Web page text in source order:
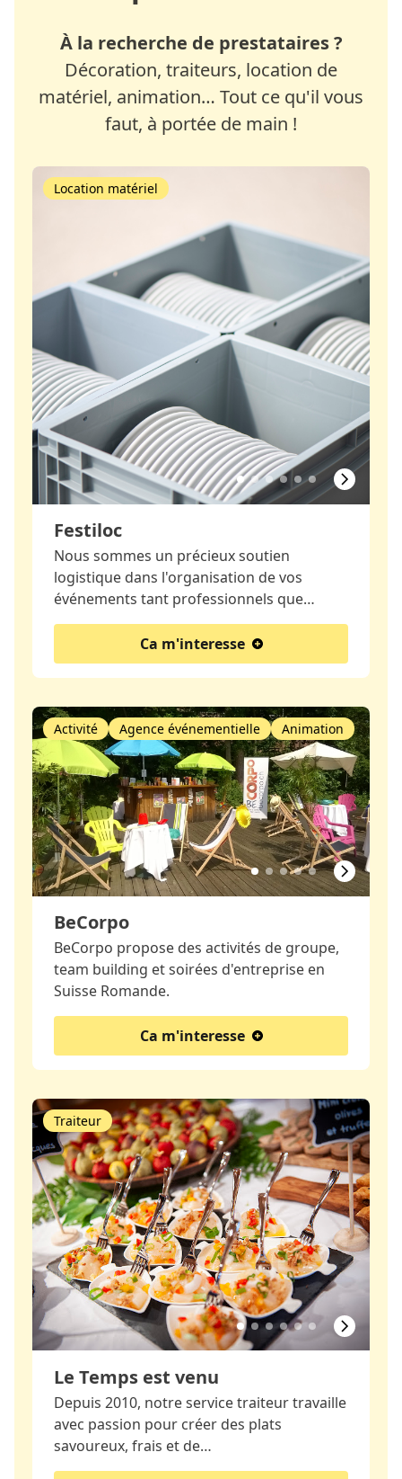
À la recherche de prestataires ?
Décoration, traiteurs, location de
matériel, animation… Tout ce qu'il vous
faut, à portée de main !
Festiloc
Location matériel
Nous sommes un précieux soutien
logistique dans l'organisation de vos
événements tant professionnels que…
Ca m'interesse
BeCorpo
Activité Agence événementielle Animation
BeCorpo propose des activités de groupe,
team building et soirées d'entreprise en
Suisse Romande.
Ca m'interesse
Le Temps est venu
Traiteur
Depuis 2010, notre service traiteur travaille
avec passion pour créer des plats
savoureux, frais et de…